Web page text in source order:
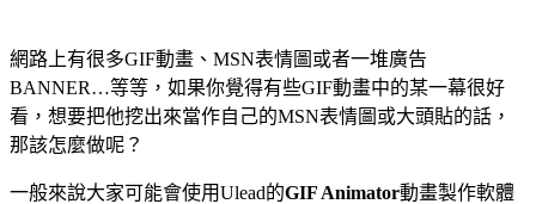
網路上有很多GIF動畫、MSN表情圖或者一堆廣告
BANNER…等等，如果你覺得有些GIF動畫中的某一幕很好
看，想要把他挖出來當作自己的MSN表情圖或大頭貼的話，
那該怎麼做呢？
一般來說大家可能會使用Ulead的GIF Animator動畫製作軟體